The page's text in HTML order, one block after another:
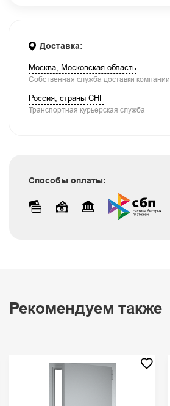
Доставка:
Москва, Московская область
Собственная служба доставки компании
Россия, страны СНГ
Транспортная курьерская служба
Способы оплаты:
Рекомендуем также